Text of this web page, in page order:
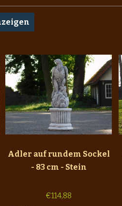
Adler auf rundem Sockel
- 83 cm - Stein
€114,88